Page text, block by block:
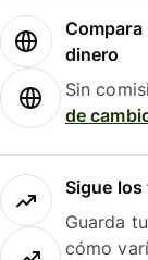
dinero
Sin
de
Sigue los
Guarda
cómo